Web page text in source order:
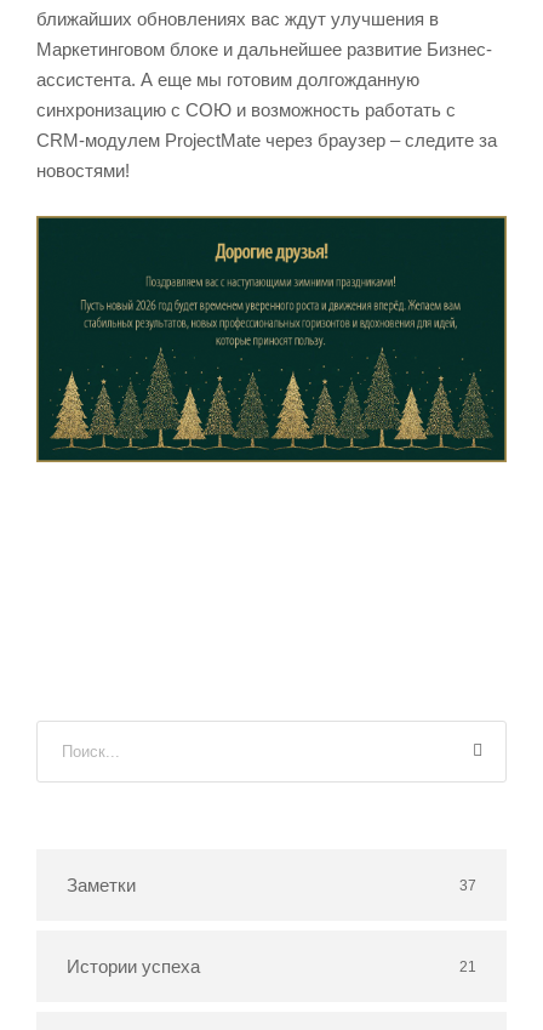
ближайших обновлениях вас ждут улучшения в
Маркетинговом блоке и дальнейшее развитие Бизнес-
ассистента. А еще мы готовим долгожданную
синхронизацию с СОЮ и возможность работать с
CRM-модулем ProjectMate через браузер – следите за
новостями!
Заметки 37
Истории успеха 21